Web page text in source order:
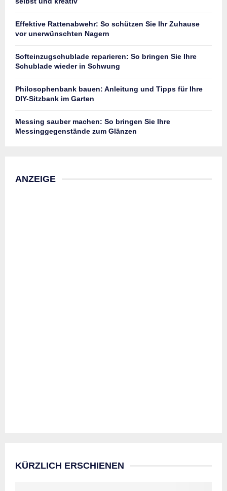
Effektive Rattenabwehr: So schützen Sie Ihr Zuhause
vor unerwünschten Nagern
Softeinzugschublade reparieren: So bringen Sie Ihre
Schublade wieder in Schwung
Philosophenbank bauen: Anleitung und Tipps für Ihre
DIY-Sitzbank im Garten
Messing sauber machen: So bringen Sie Ihre
Messinggegenstände zum Glänzen
ANZEIGE
KÜRZLICH ERSCHIENEN